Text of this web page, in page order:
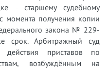
- старшему судебному
момента получения копии
закона № 229-
Арбитражный суд
действия приставов по
возбуждённым на